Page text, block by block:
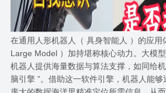
在通用人形机器人（ 具身智能人 ）的应用
Large Model ）加持堪称核心动力。大模
机器人提供海量数据与算法支撑，如同给
脑引擎 ”。借助这一软件引擎，机器人能